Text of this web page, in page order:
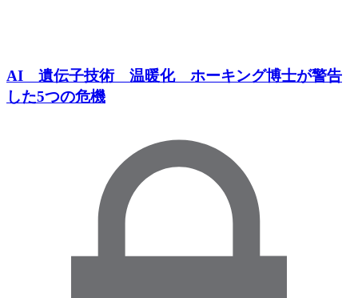
AI 遺伝子技術 温暖化 ホーキング博士が警告
した5つの危機